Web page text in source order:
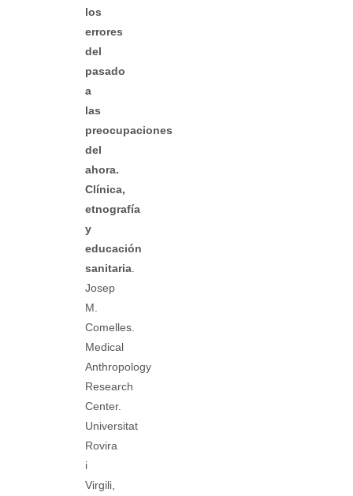
los
errores
del
pasado
a
las
preocupaciones
del
ahora.
Clínica,
etnografía
y
educación
sanitaria
Josep
M.
Comelles.
Medical
Anthropology
Research
Center.
Universitat
Rovira
i
Virgili,